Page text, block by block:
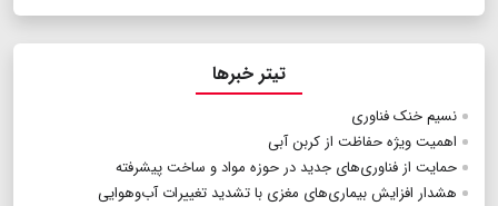
تیتر خبرها
نسیم خنک فناوری
اهمیت ویژه حفاظت از کربن آبی
حمایت از فناوری‌های جدید در حوزه مواد و ساخت پیشرفته
هشدار افزایش بیماری‌های مغزی با تشدید تغییرات آب‌و‌هوایی